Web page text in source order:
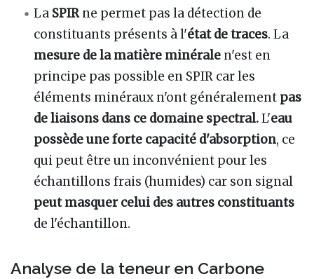
La SPIRne permet pas la détection de
constituants présents à l'état de traces. La
mesure de la matière minérale n'est en
principe pas possible en SPIR car les
éléments minéraux n'ont généralement pas
de liaisons dans ce domaine spectral.L'eau
possède une forte capacité d'absorption, ce
qui peut être un inconvénient pour les
échantillons frais (humides) car son signal
peut masquer celui des autres constituants
de l'échantillon.
Analyse de la teneur en Carbone